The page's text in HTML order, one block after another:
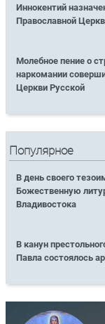
Иннокентий
Православной
Молебное пение о
наркомании
Церкви Русской
Популярное
В день своего
Божественную
Владивостока
В канун
Павла состоялось